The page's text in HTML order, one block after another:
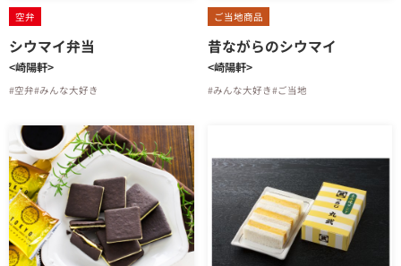
空弁
シウマイ弁当
<崎陽軒>
#空弁#みんな大好き
ご当地商品
昔ながらのシウマイ
<崎陽軒>
#みんな大好き#ご当地